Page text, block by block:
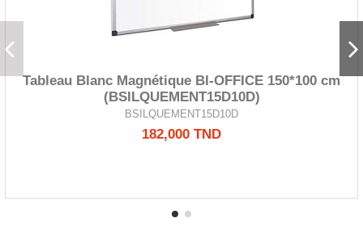
Tableau Blanc Magnétique BI-OFFICE 150*100 cm
(BSILQUEMENT15D10D)
BSILQUEMENT15D10D
182,000 TND